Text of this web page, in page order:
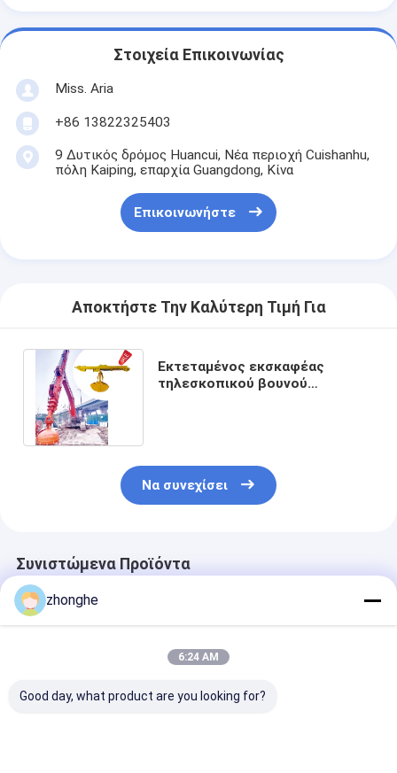
Στοιχεία Επικοινωνίας
Miss. Aria
+86 13822325403
9 Δυτικός δρόμος Huancui, Νέα περιοχή Cuishanhu,
πόλη Kaiping, επαρχία Guangdong, Κίνα
Επικοινωνήστε
Αποκτήστε Την Καλύτερη Τιμή Για
Εκτεταμένος εκσκαφέας
τηλεσκοπικού βουνού
Να συνεχίσει
Συνιστώμενα Προϊόντα
zhonghe
6:24 AM
Good day, what product are you looking for?